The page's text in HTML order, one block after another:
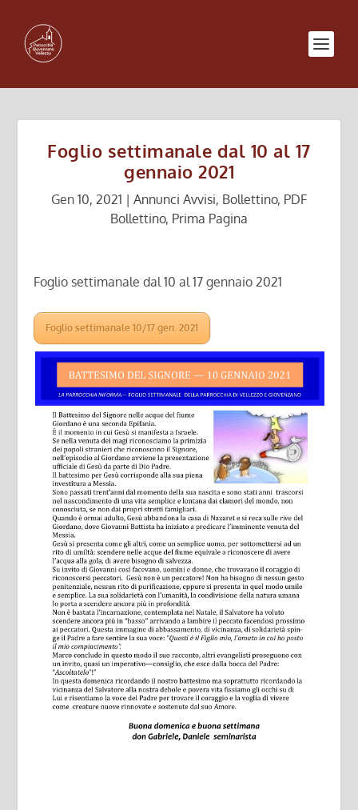
Foglio settimanale dal 10 al 17
gennaio 2021
Gen 10, 2021 | Annunci Avvisi, Bollettino, PDF
Bollettino, Prima Pagina
Foglio settimanale dal 10 al 17 gennaio 2021
Foglio settimanale 10/17 gen. 2021